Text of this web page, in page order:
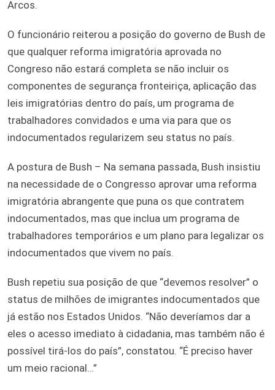
Arcos.
O funcionário reiterou a posição do governo de Bush de
que qualquer reforma imigratória aprovada no
Congreso não estará completa se não incluir os
componentes de segurança fronteiriça, aplicação das
leis imigratórias dentro do país, um programa de
trabalhadores convidados e uma via para que os
indocumentados regularizem seu status no país.
A postura de Bush – Na semana passada, Bush insistiu
na necessidade de o Congresso aprovar uma reforma
imigratória abrangente que puna os que contratem
indocumentados, mas que inclua um programa de
trabalhadores temporários e um plano para legalizar os
indocumentados que vivem no país.
Bush repetiu sua posição de que “devemos resolver” o
status de milhões de imigrantes indocumentados que
já estão nos Estados Unidos. “Não deveríamos dar a
eles o acesso imediato à cidadania, mas também não é
possível tirá-los do país”, constatou. “É preciso haver
um meio racional…”